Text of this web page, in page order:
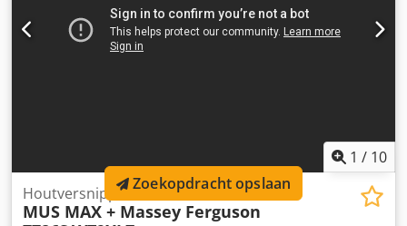
1 / 10
Houtversnipperaar
MUS MAX + Massey Ferguson
Zoekopdracht opslaan